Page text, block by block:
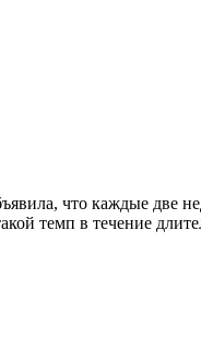
что каждые две
темп в течение